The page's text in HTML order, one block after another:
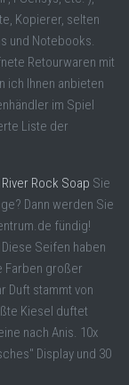
Kopierer, selten
und Notebooks.
Retourwaren mit
ich Ihnen anbieten
im Spiel
Liste der
Rock Soap Sie
Dann werden Sie
fündig!
Seifen haben
Farben großer
Duft stammt von
Kiesel duftet
nach Anis. 10x
Display und 30